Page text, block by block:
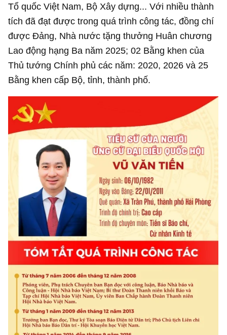
Tổ quốc Việt Nam, Bộ Xây dựng... Với nhiều thành
tích đã đạt được trong quá trình công tác, đồng chí
được Đảng, Nhà nước tặng thưởng Huân chương
Lao động hạng Ba năm 2025; 02 Bằng khen của
Thủ tướng Chính phủ các năm: 2020, 2026 và 25
Bằng khen cấp Bộ, tỉnh, thành phố.